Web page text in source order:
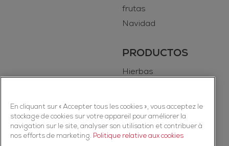
frutas
Navidad
PRODUCTOS
Hierbas
En cliquant sur « Accepter tous les cookies », vous acceptez le
stockage de cookies sur votre appareil pour améliorer la
navigation sur le site, analyser son utilisation et contribuer à
nos efforts de marketing. Politique relative aux cookies